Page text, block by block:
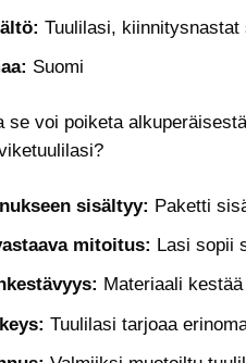
Tuulilasi,
Suomi
se voi poiketa
sisältyy: Paketti
mitoitus: Lasi sopii
Materiaali
Tuulilasi tarjoaa